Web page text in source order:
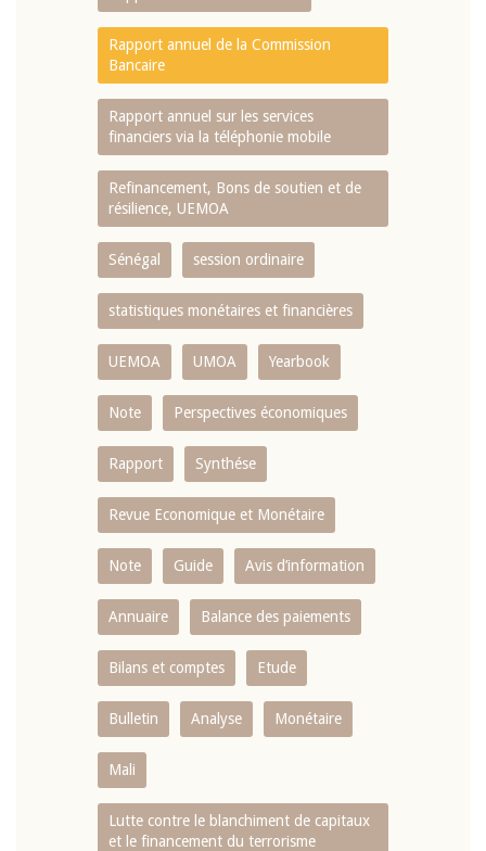
Rapport annuel de la Commission
Bancaire
Rapport annuel sur les services
financiers via la téléphonie mobile
Refinancement, Bons de soutien et de
résilience, UEMOA
Sénégal session ordinaire
statistiques monétaires et financières
UEMOA UMOA Yearbook
Note Perspectives économiques
Rapport Synthése
Revue Economique et Monétaire
Note Guide Avis d’information
Annuaire Balance des paiements
Bilans et comptes Etude
Bulletin Analyse Monétaire
Mali
Lutte contre le blanchiment de capitaux
et le financement du terrorisme